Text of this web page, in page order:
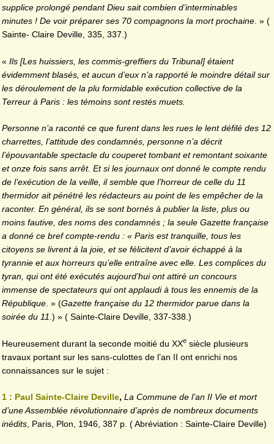
supplice prolongé pendant Dieu sait combien d’interminables
minutes ! De voir préparer ses 70 compagnons la mort prochaine . » (
Sainte- Claire Deville, 335, 337.)
« Ils [Les huissiers, les commis-greffiers du Tribunal] étaient
évidemment blasés, et aucun d’eux n’a rapporté le moindre détail sur
les déroulement de la plu formidable exécution collective de la
Terreur à Paris : les témoins sont restés muets.
Personne n’a raconté ce que furent dans les rues le lent défilé des 12
charrettes, l’attitude des condamnés, personne n’a décrit
l’épouvantable spectacle du couperet tombant et remontant soixante
et onze fois sans arrêt. Et si les journaux ont donné le compte rendu
de l’exécution de la veille, il semble que l’horreur de celle du 11
thermidor ait pénétré les rédacteurs au point de les empêcher de la
raconter. En général, ils se sont bornés à publier la liste, plus ou
moins fautive, des noms des condamnés ; la seule Gazette française
a donné ce bref compte-rendu : « Paris est tranquille, tous les
citoyens se livrent à la joie, et se félicitent d’avoir échappé à la
tyrannie et aux horreurs qu’elle entraîne avec elle. Les complices du
tyran, qui ont été exécutés aujourd’hui ont attiré un concours
immense de spectateurs qui ont applaudi à tous les ennemis de la
République. » (Gazette française du 12 thermidor parue dans la
soirée du 11.) » ( Sainte-Claire Deville, 337-338.)
Heureusement durant la seconde moitié du XXe siècle plusieurs
travaux portant sur les sans-culottes de l’an II ont enrichi nos
connaissances sur le sujet :
1 : Paul Sainte-Claire Deville, La Commune de l’an II Vie et mort
d’une Assemblée révolutionnaire d’après de nombreux documents
inédits, Paris, Plon, 1946, 387 p. ( Abréviation : Sainte-Claire Deville)